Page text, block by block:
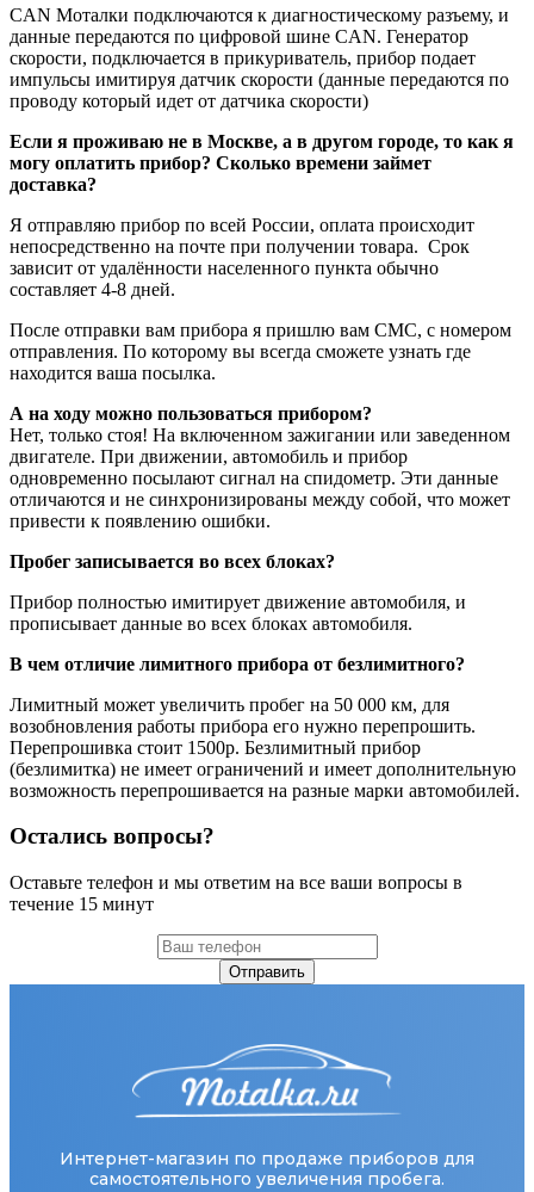
CAN Моталки подключаются к диагностическому разъему, и
данные передаются по цифровой шине CAN. Генератор
скорости, подключается в прикуриватель, прибор подает
импульсы имитируя датчик скорости (данные передаются по
проводу который идет от датчика скорости)
Если я проживаю не в Москве, а в другом городе, то как я
могу оплатить прибор? Сколько времени займет
доставка?
Я отправляю прибор по всей России, оплата происходит
непосредственно на почте при получении товара. Срок
зависит от удалённости населенного пункта обычно
составляет 4-8 дней.
После отправки вам прибора я пришлю вам CMC, с номером
отправления. По которому вы всегда сможете узнать где
находится ваша посылка.
А на ходу можно пользоваться прибором?
Нет, только стоя! На включенном зажигании или заведенном
двигателе. При движении, автомобиль и прибор
одновременно посылают сигнал на спидометр. Эти данные
отличаются и не синхронизированы между собой, что может
привести к появлению ошибки.
Пробег записывается во всех блоках?
Прибор полностью имитирует движение автомобиля, и
прописывает данные во всех блоках автомобиля.
В чем отличие лимитного прибора от безлимитного?
Лимитный может увеличить пробег на 50 000 км, для
возобновления работы прибора его нужно перепрошить.
Перепрошивка стоит 1500р. Безлимитный прибор
(безлимитка) не имеет ограничений и имеет дополнительную
возможность перепрошивается на разные марки автомобилей.
Остались вопросы?
Оставьте телефон и мы ответим на все ваши вопросы в
течение 15 минут
Отправить
Интернет-магазин по продаже приборов для
самостоятельного увеличения пробега.